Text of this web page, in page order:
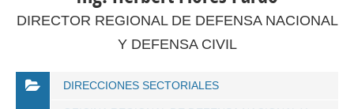
DIRECTOR REGIONAL DE DEFENSA NACIONAL
Y DEFENSA CIVIL
DIRECCIONES SECTORIALES